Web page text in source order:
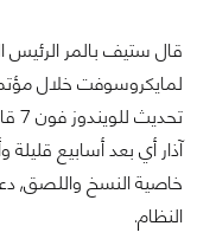
قال ستيف بالمر الرئيس
آذار أي بعد أسابيع
النظام.